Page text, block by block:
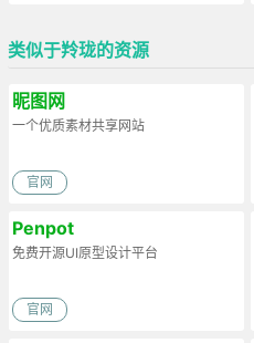
类似于羚珑的资源
昵图网
一个优质素材共享网站
官网
Penpot
免费开源UI原型设计平台
官网